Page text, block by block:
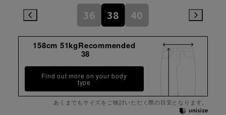
36 38 40
158cm 51kgRecommended
38
Find out more on your body
type
あくまでもサイズをご検討いただく際の目安となります。